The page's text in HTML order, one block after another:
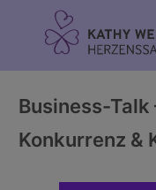
Business-Talk
Konkurrenz &